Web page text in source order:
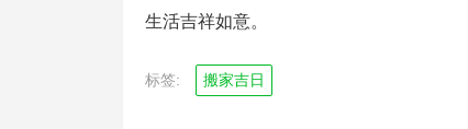
生活吉祥如意。
标签: 搬家吉日